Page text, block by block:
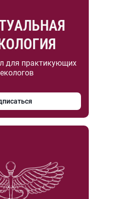
для практикующих